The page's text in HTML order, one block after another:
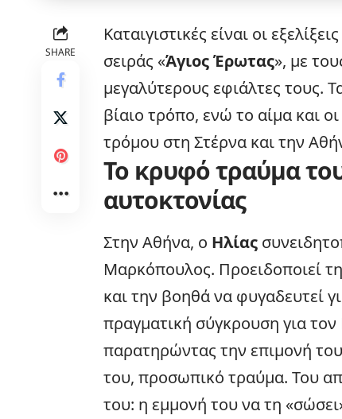
SHARE
Καταιγιστικές είναι οι εξελίξεις
σειράς «Άγιος Έρωτας», με
μεγαλύτερους εφιάλτες τους.
βίαιο τρόπο, ενώ το αίμα και
τρόμου στη Στέρνα και την
Το κρυφό τραύμα
αυτοκτονίας
Στην Αθήνα, ο Ηλίας
Μαρκόπουλος. Προειδοποιεί
και την βοηθά να φυγαδευτεί
πραγματική σύγκρουση για
παρατηρώντας την επιμονή
του, προσωπικό τραύμα. Του
του: η εμμονή του να τη